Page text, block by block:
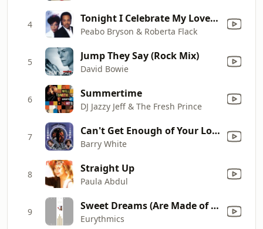
4 Tonight I Celebrate My Love (feat. Roberta Flack)
Peabo Bryson & Roberta Flack
5 Jump They Say (Rock Mix)
David Bowie
6 Summertime
DJ Jazzy Jeff & The Fresh Prince
7 Can't Get Enough of Your Love, Babe
Barry White
8 Straight Up
Paula Abdul
9 Sweet Dreams (Are Made of This)
Eurythmics